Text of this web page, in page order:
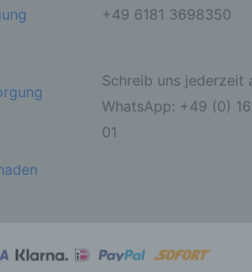
+49 6181 3698350
Schreib uns jederzeit
WhatsApp: +49 (0)
01